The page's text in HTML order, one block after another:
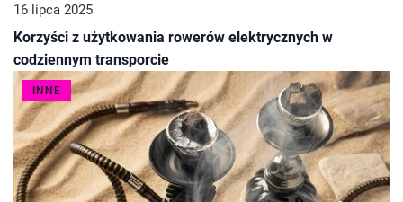
16 lipca 2025
Korzyści z użytkowania rowerów elektrycznych w
codziennym transporcie
INNE